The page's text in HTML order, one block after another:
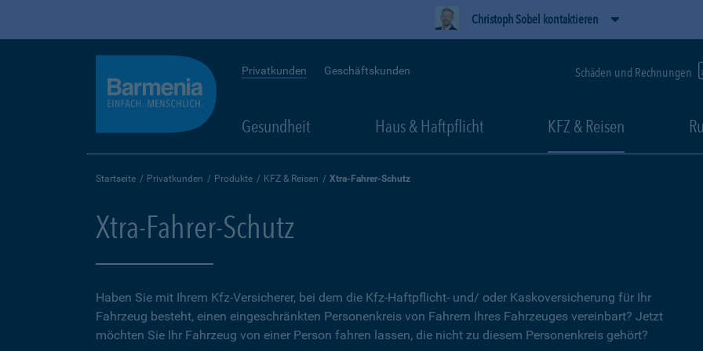
Christoph Sobel kontaktieren
Privatkunden Geschäftskunden Schäden und Rechnungen
Gesundheit Haus & Haftpflicht KFZ & Reisen
Startseite Privatkunden Produkte KFZ & Reisen Xtra-Fahrer-Schutz
Xtra-Fahrer-Schutz
Haben Sie mit Ihrem Kfz-Versicherer, bei dem die Kfz-Haftpflicht- und/ oder Kaskoversicherung für Ihr
Fahrzeug besteht, einen eingeschränkten Personenkreis von Fahrern Ihres Fahrzeuges vereinbart? Jetzt
möchten Sie Ihr Fahrzeug von einer Person fahren lassen, die nicht zu diesem Personenkreis gehört?